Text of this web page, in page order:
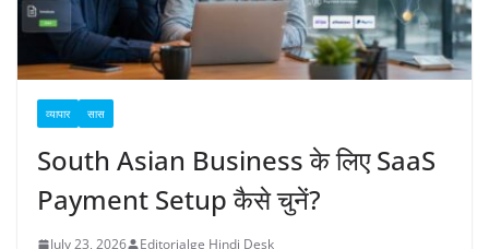
व्यापार सास
South Asian Business के लिए SaaS
Payment Setup कैसे चुनें?
July 23, 2026 Editorialge Hindi Desk